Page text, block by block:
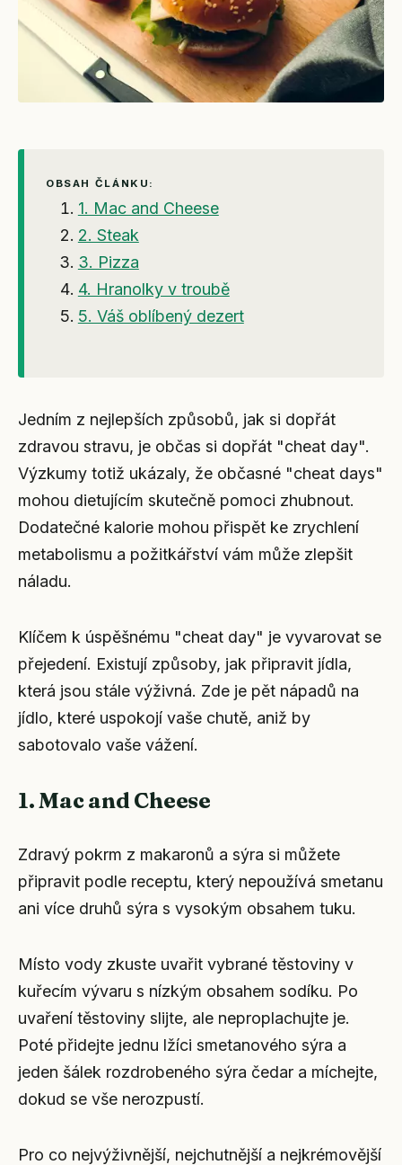
OBSAH ČLÁNKU:
1. Mac and Cheese
2. Steak
3. Pizza
4. Hranolky v troubě
5. Váš oblíbený dezert
Jedním z nejlepších způsobů, jak si dopřát
zdravou stravu, je občas si dopřát "cheat day".
Výzkumy totiž ukázaly, že občasné "cheat days"
mohou dietujícím skutečně pomoci zhubnout.
Dodatečné kalorie mohou přispět ke zrychlení
metabolismu a požitkářství vám může zlepšit
náladu.
Klíčem k úspěšnému "cheat day" je vyvarovat se
přejedení. Existují způsoby, jak připravit jídla,
která jsou stále výživná. Zde je pět nápadů na
jídlo, které uspokojí vaše chutě, aniž by
sabotovalo vaše vážení.
1. Mac and Cheese
Zdravý pokrm z makaronů a sýra si můžete
připravit podle receptu, který nepoužívá smetanu
ani více druhů sýra s vysokým obsahem tuku.
Místo vody zkuste uvařit vybrané těstoviny v
kuřecím vývaru s nízkým obsahem sodíku. Po
uvaření těstoviny slijte, ale neproplachujte je.
Poté přidejte jednu lžíci smetanového sýra a
jeden šálek rozdrobeného sýra čedar a míchejte,
dokud se vše nerozpustí.
Pro co nejvýživnější, nejchutnější a nejkrémovější